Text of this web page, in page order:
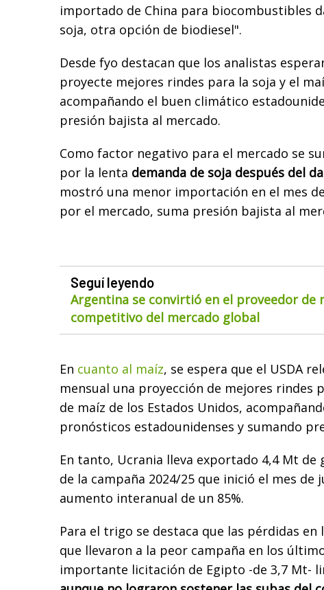
importado de China para biocombustibles
soja, otra opción de biodiesel".
Desde fyo destacan que los analistas
proyecte mejores rindes para la soja y el
acompañando el buen climático
presión bajista al mercado.
Como factor negativo para el mercado se
por la lenta demanda de soja después del
mostró una menor importación en el mes
por el mercado, suma presión bajista al
Seguí leyendo
Argentina se convirtió en el proveedor de
competitivo del mercado global
En cuanto al maíz, se espera que el USDA
mensual una proyección de mejores rindes
de maíz de los Estados Unidos,
pronósticos estadounidenses y sumando
En tanto, Ucrania lleva exportado 4,4 Mt de
de la campaña 2024/25 que inició el mes de
aumento interanual de un 85%.
Para el trigo se destaca que las pérdidas en
que llevaron a la peor campaña en los
importante licitación de Egipto -de 3,7 Mt-